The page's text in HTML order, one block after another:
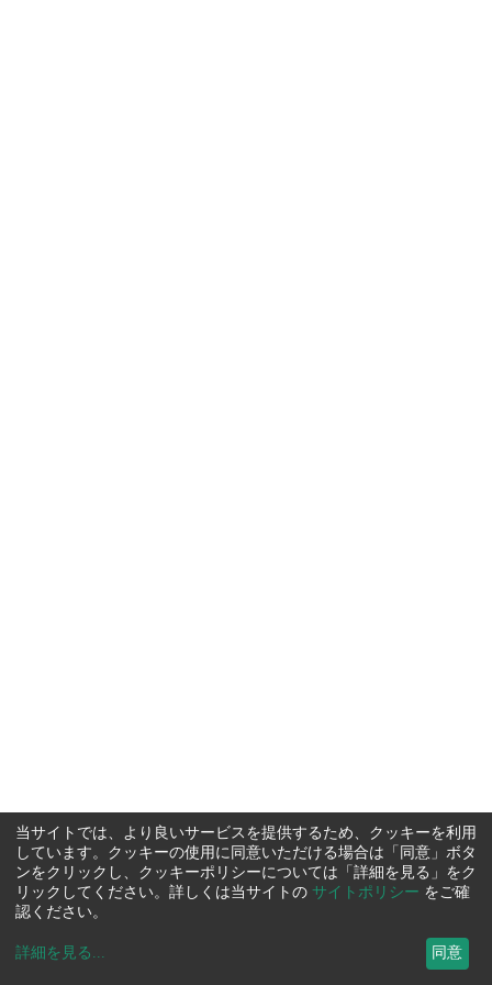
当サイトでは、より良いサービスを提供するため、クッキーを利用
しています。クッキーの使用に同意いただける場合は「同意」ボタ
ンをクリックし、クッキーポリシーについては「詳細を見る」をク
リックしてください。詳しくは当サイトの サイトポリシー をご確
認ください。
詳細を見る ... 同意